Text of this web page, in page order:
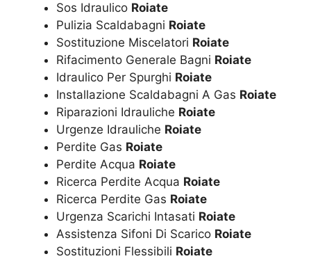
Sos Idraulico Roiate
Pulizia Scaldabagni Roiate
Sostituzione Miscelatori Roiate
Rifacimento Generale Bagni Roiate
Idraulico Per Spurghi Roiate
Installazione Scaldabagni A Gas Roiate
Riparazioni Idrauliche Roiate
Urgenze Idrauliche Roiate
Perdite Gas Roiate
Perdite Acqua Roiate
Ricerca Perdite Acqua Roiate
Ricerca Perdite Gas Roiate
Urgenza Scarichi Intasati Roiate
Assistenza Sifoni Di Scarico Roiate
Sostituzioni Flessibili Roiate